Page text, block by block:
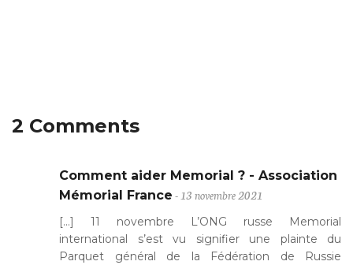
2 Comments
Comment aider Memorial ? - Association
Mémorial France - 13 novembre 2021
[…] 11 novembre L’ONG russe Memorial
international s’est vu signifier une plainte du
Parquet général de la Fédération de Russie